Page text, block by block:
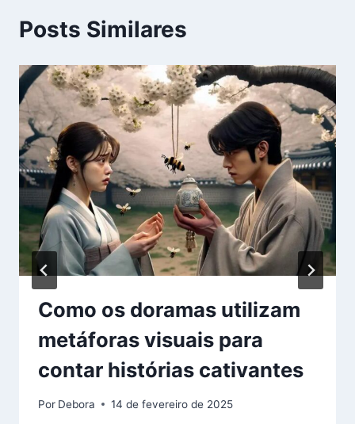
Posts Similares
Como os doramas utilizam
metáforas visuais para
contar histórias cativantes
Por Debora 14 de fevereiro de 2025